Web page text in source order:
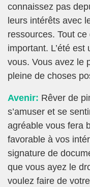
connaissez pas
leurs intérêts avec
ressources. Tout
important. L’été
vous. Vous avez le
pleine de choses
Avenir: Rêver de
s’amuser et se
agréable vous fera
favorable à vos
signature de
que vous ayez le
voulez faire de